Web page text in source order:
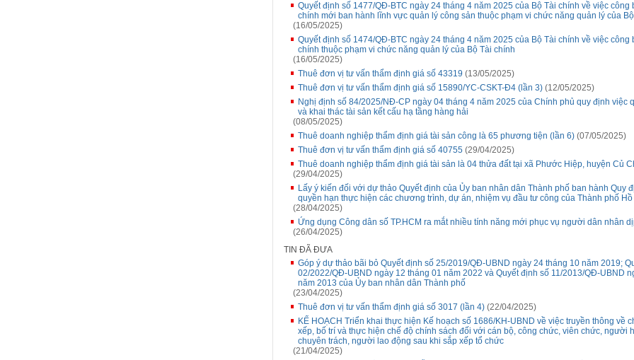
Quyết định số 1477/QĐ-BTC ngày 24 tháng 4 năm 2025 của Bộ Tài chính về việc công
chính mới ban hành lĩnh vực quản lý công sản thuộc phạm vi chức năng quản lý của
(16/05/2025)
Quyết định số 1474/QĐ-BTC ngày 24 tháng 4 năm 2025 của Bộ Tài chính về việc công
chính thuộc phạm vi chức năng quản lý của Bộ Tài chính
(16/05/2025)
Thuê đơn vị tư vấn thẩm định giá số 43319 (13/05/2025)
Thuê đơn vị tư vấn thẩm định giá số 15890/YC-CSKT-Đ4 (lần 3) (12/05/2025)
Nghị định số 84/2025/NĐ-CP ngày 04 tháng 4 năm 2025 của Chính phủ quy định việc
và khai thác tài sản kết cấu hạ tầng hàng hải
(08/05/2025)
Thuê doanh nghiệp thẩm định giá tài sản công là 65 phương tiện (lần 6) (07/05/2025)
Thuê đơn vị tư vấn thẩm định giá số 40755 (29/04/2025)
Thuê doanh nghiệp thẩm định giá tài sản là 04 thửa đất tại xã Phước Hiệp, huyện Củ
(29/04/2025)
Lấy ý kiến đối với dự thảo Quyết định của Ủy ban nhân dân Thành phố ban hành Quy
quyền hạn thực hiện các chương trình, dự án, nhiệm vụ đầu tư công của Thành phố Hồ
(28/04/2025)
Ứng dụng Công dân số TP.HCM ra mắt nhiều tính năng mới phục vụ người dân nhân
(26/04/2025)
TIN ĐÃ ĐƯA
Góp ý dự thảo bãi bỏ Quyết định số 25/2019/QĐ-UBND ngày 24 tháng 10 năm 2019;
02/2022/QĐ-UBND ngày 12 tháng 01 năm 2022 và Quyết định số 11/2013/QĐ-UBND
năm 2013 của Ủy ban nhân dân Thành phố
(23/04/2025)
Thuê đơn vị tư vấn thẩm định giá số 3017 (lần 4) (22/04/2025)
KẾ HOẠCH Triển khai thực hiện Kế hoạch số 1686/KH-UBND về việc truyền thông về
xếp, bố trí và thực hiện chế độ chính sách đối với cán bộ, công chức, viên chức, người
chuyên trách, người lao động sau khi sắp xếp tổ chức
(21/04/2025)